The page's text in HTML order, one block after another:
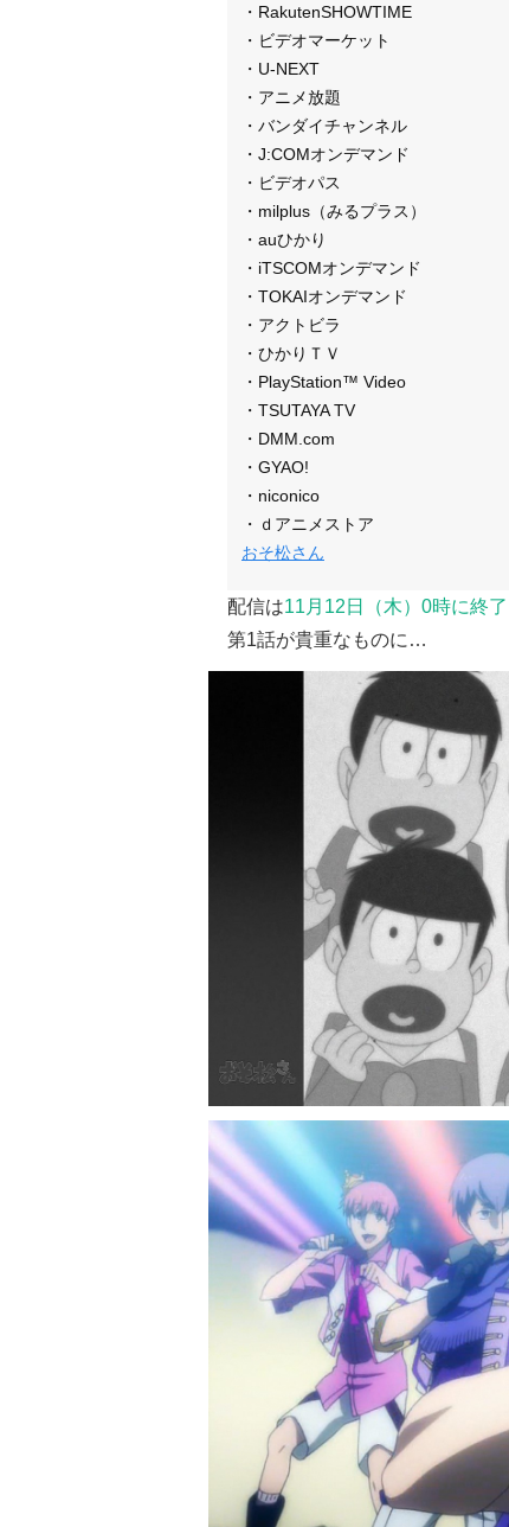
・RakutenSHOWTIME
・ビデオマーケット
・U-NEXT
・アニメ放題
・バンダイチャンネル
・J:COMオンデマンド
・ビデオパス
・milplus（みるプラス）
・auひかり
・iTSCOMオンデマンド
・TOKAIオンデマンド
・アクトビラ
・ひかりＴＶ
・PlayStation™ Video
・TSUTAYA TV
・DMM.com
・GYAO!
・niconico
・ｄアニメストア
おそ松さん
配信は11月12日（木）0時に終了
第1話が貴重なものに…